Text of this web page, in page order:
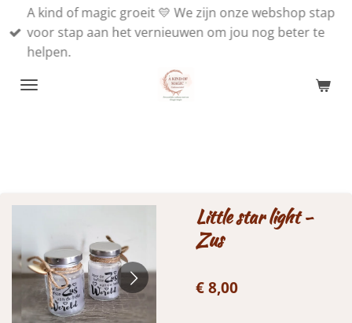
direct
naar
A kind of magic groeit 💛 We zijn onze webshop stap
voor stap aan het vernieuwen om jou nog beter te
helpen.
Little star light -
Zus
€ 8,00